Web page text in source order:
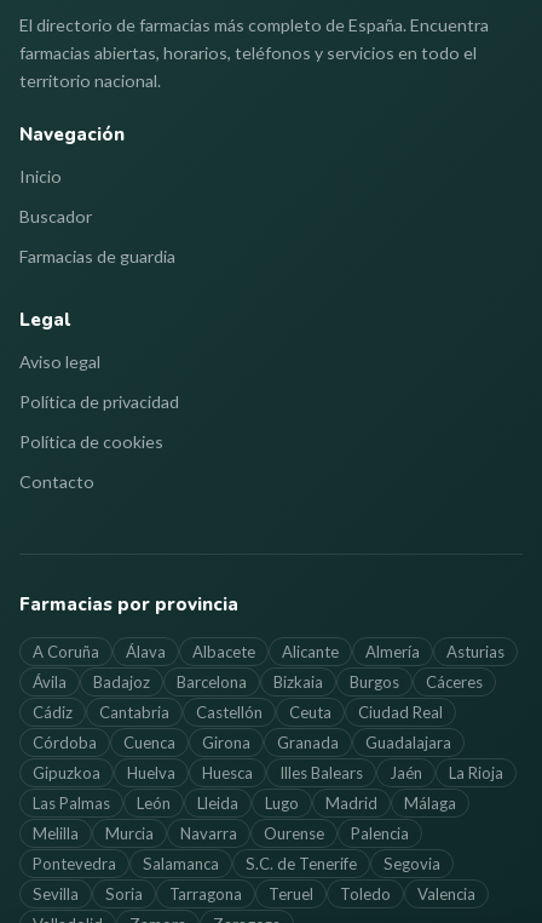
El directorio de farmacias más completo de España. Encuentra
farmacias abiertas, horarios, teléfonos y servicios en todo el
territorio nacional.
Navegación
Inicio
Buscador
Farmacias de guardia
Legal
Aviso legal
Política de privacidad
Política de cookies
Contacto
Farmacias por provincia
A Coruña Álava Albacete Alicante Almería
Asturias
Ávila
Badajoz Barcelona Bizkaia Burgos
Cáceres
Cádiz
Cantabria Castellón Ceuta
Ciudad Real
Córdoba
Cuenca Girona Granada
Guadalajara
Gipuzkoa
Huelva Huesca Illes Balears Jaén
La Rioja
Las Palmas
León Lleida Lugo Madrid
Málaga
Melilla
Murcia Navarra Ourense
Palencia
Pontevedra
Salamanca S.C. de Tenerife
Segovia
Sevilla
Soria Tarragona Teruel Toledo
Valencia